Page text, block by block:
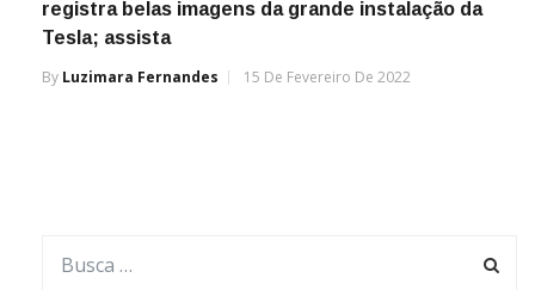
registra belas imagens da grande instalação da
Tesla; assista
By Luzimara Fernandes 15 De Fevereiro De 2022